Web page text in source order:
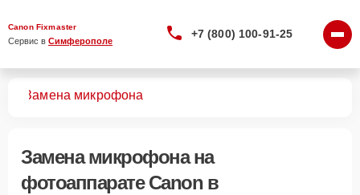
Canon Fixmaster
Сервис в Симферополе
+7 (800) 100-91-25
Замена микрофона
Замена микрофонана
фотоаппарате Canon в